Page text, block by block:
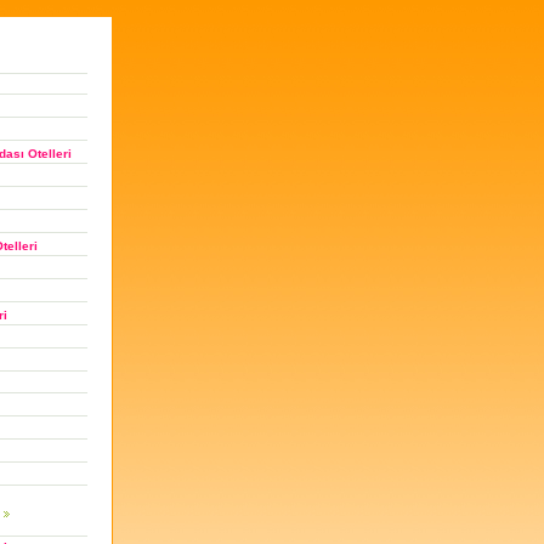
Otelleri